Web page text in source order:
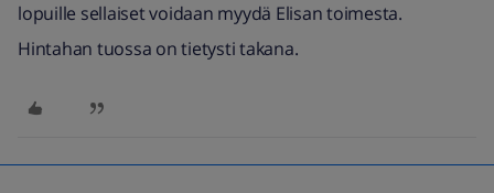
lopuille sellaiset voidaan myydä Elisan toimesta.
Hintahan tuossa on tietysti takana.